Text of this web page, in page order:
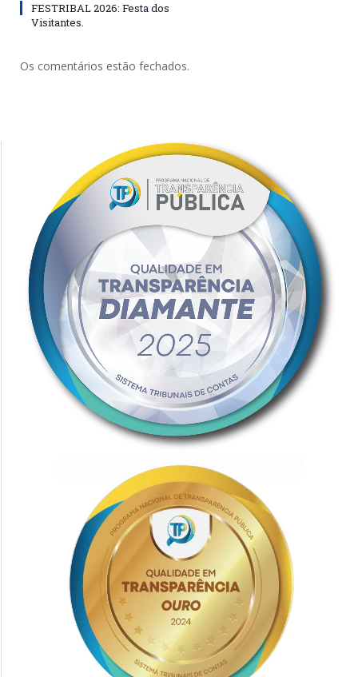
FESTRIBAL 2026: Festa dos
Visitantes.
Os comentários estão fechados.